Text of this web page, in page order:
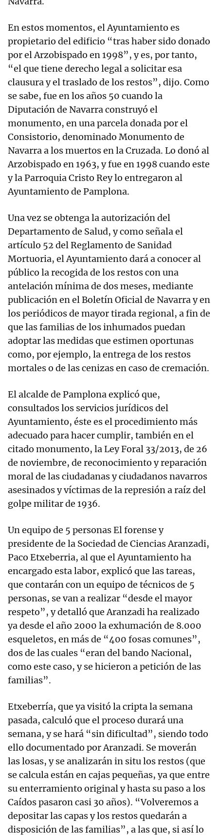
En estos momentos, el Ayuntamiento es
propietario del edificio “tras haber sido donado
por el Arzobispado en 1998”, y es, por tanto,
“el que tiene derecho legal a solicitar esa
clausura y el traslado de los restos”, dijo. Como
se sabe, fue en los años 50 cuando la
Diputación de Navarra construyó el
monumento, en una parcela donada por el
Consistorio, denominado Monumento de
Navarra a los muertos en la Cruzada. Lo donó al
Arzobispado en 1963, y fue en 1998 cuando este
y la Parroquia Cristo Rey lo entregaron al
Ayuntamiento de Pamplona.
Una vez se obtenga la autorización del
Departamento de Salud, y como señala el
artículo 52 del Reglamento de Sanidad
Mortuoria, el Ayuntamiento dará a conocer al
público la recogida de los restos con una
antelación mínima de dos meses, mediante
publicación en el Boletín Oficial de Navarra y en
los periódicos de mayor tirada regional, a fin de
que las familias de los inhumados puedan
adoptar las medidas que estimen oportunas
como, por ejemplo, la entrega de los restos
mortales o de las cenizas en caso de cremación.
El alcalde de Pamplona explicó que,
consultados los servicios jurídicos del
Ayuntamiento, éste es el procedimiento más
adecuado para hacer cumplir, también en el
citado monumento, la Ley Foral 33/2013, de 26
de noviembre, de reconocimiento y reparación
moral de las ciudadanas y ciudadanos navarros
asesinados y víctimas de la represión a raíz del
golpe militar de 1936.
Un equipo de 5 personas El forense y
presidente de la Sociedad de Ciencias Aranzadi,
Paco Etxeberria, al que el Ayuntamiento ha
encargado esta labor, explicó que las tareas,
que contarán con un equipo de técnicos de 5
personas, se van a realizar “desde el mayor
respeto”, y detalló que Aranzadi ha realizado
ya desde el año 2000 la exhumación de 8.000
esqueletos, en más de “400 fosas comunes”,
dos de las cuales “eran del bando Nacional,
como este caso, y se hicieron a petición de las
familias”.
Etxeberría, que ya visitó la cripta la semana
pasada, calculó que el proceso durará una
semana, y se hará “sin dificultad”, siendo todo
ello documentado por Aranzadi. Se moverán
las losas, y se analizarán in situ los restos (que
se calcula están en cajas pequeñas, ya que entre
su enterramiento original y hasta su paso a los
Caídos pasaron casi 30 años). “Volveremos a
depositar las capas y los restos quedarán a
disposición de las familias”, a las que, si así lo